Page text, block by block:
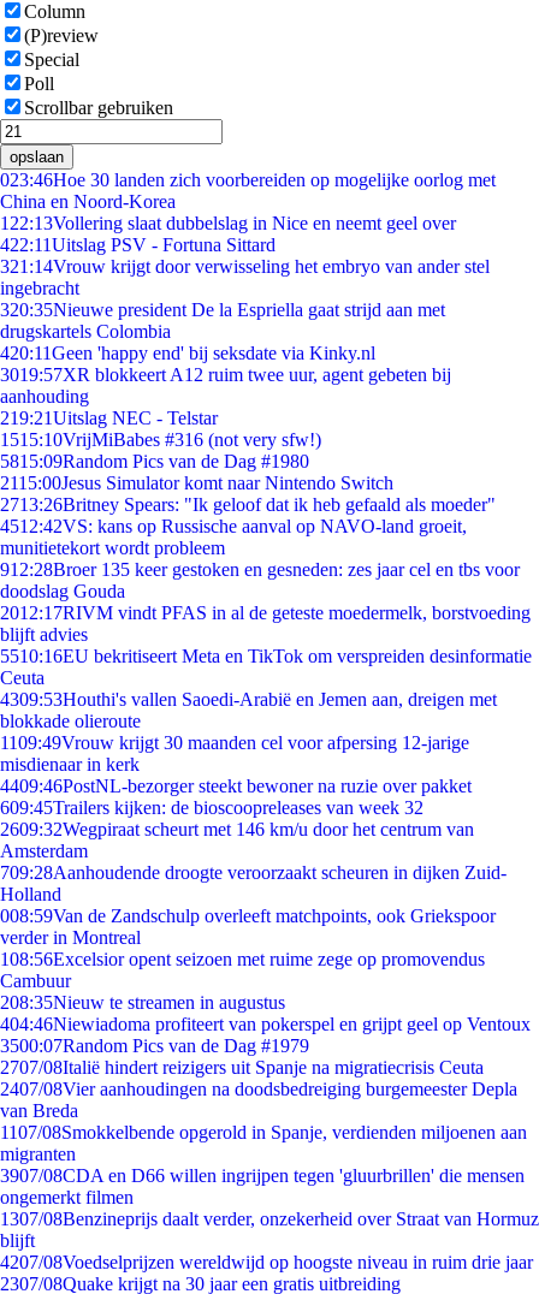
Column
(P)review
Special
Poll
Scrollbar gebruiken
opslaan
023:46Hoe 30 landen zich voorbereiden op mogelijke oorlog met
China en Noord-Korea
1 22:13Vollering slaat dubbelslag in Nice en neemt geel over
422:11Uitslag PSV - Fortuna Sittard
321:14Vrouw krijgt door verwisseling het embryo van ander stel
ingebracht
320:35Nieuwe president De la Espriella gaat strijd aan met
drugskartels Colombia
420:11Geen 'happy end' bij seksdate via Kinky.nl
3019:57XR blokkeert A12 ruim twee uur, agent gebeten bij
aanhouding
219:21Uitslag NEC - Telstar
1515:10VrijMiBabes #316 (not very sfw!)
5815:09Random Pics van de Dag #1980
2115:00Jesus Simulator komt naar Nintendo Switch
2713:26Britney Spears: "Ik geloof dat ik heb gefaald als moeder"
4512:42VS: kans op Russische aanval op NAVO-land groeit,
munitietekort wordt probleem
912:28Broer 135 keer gestoken en gesneden: zes jaar cel en tbs voor
doodslag Gouda
2012:17RIVM vindt PFAS in al de geteste moedermelk, borstvoeding
blijft advies
5510:16EU bekritiseert Meta en TikTok om verspreiden desinformatie
Ceuta
4309:53Houthi's vallen Saoedi-Arabië en Jemen aan, dreigen met
blokkade olieroute
1109:49Vrouw krijgt 30 maanden cel voor afpersing 12-jarige
misdienaar in kerk
4409:46PostNL-bezorger steekt bewoner na ruzie over pakket
609:45Trailers kijken: de bioscoopreleases van week 32
2609:32Wegpiraat scheurt met 146 km/u door het centrum van
Amsterdam
709:28Aanhoudende droogte veroorzaakt scheuren in dijken Zuid-
Holland
008:59Van de Zandschulp overleeft matchpoints, ook Griekspoor
verder in Montreal
108:56Excelsior opent seizoen met ruime zege op promovendus
Cambuur
208:35Nieuw te streamen in augustus
404:46Niewiadoma profiteert van pokerspel en grijpt geel op Ventoux
3500:07Random Pics van de Dag #1979
2707/08Italië hindert reizigers uit Spanje na migratiecrisis Ceuta
2407/08Vier aanhoudingen na doodsbedreiging burgemeester Depla
van Breda
1107/08Smokkelbende opgerold in Spanje, verdienden miljoenen aan
migranten
3907/08CDA en D66 willen ingrijpen tegen 'gluurbrillen' die mensen
ongemerkt filmen
1307/08Benzineprijs daalt verder, onzekerheid over Straat van Hormuz
blijft
4207/08Voedselprijzen wereldwijd op hoogste niveau in ruim drie jaar
2307/08Quake krijgt na 30 jaar een gratis uitbreiding